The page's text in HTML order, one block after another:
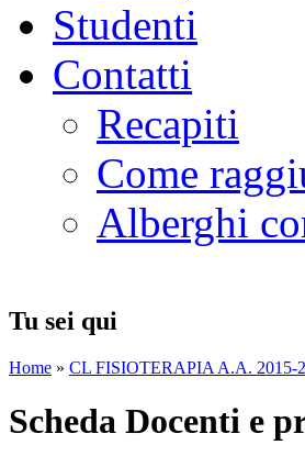
Studenti
Contatti
Recapiti
Come
Alberghi
Tu sei qui
Home » CL FISIOTERAPIA A.A. 2015-
Scheda Docenti e